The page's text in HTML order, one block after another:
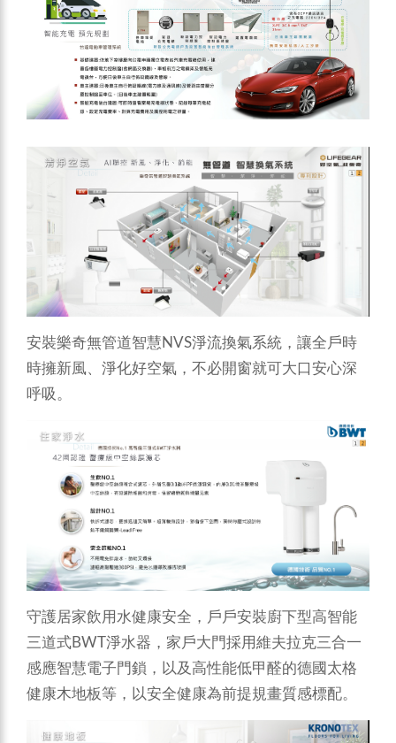
安裝樂奇無管道智慧NVS淨流換氣系統，讓全戶時
時擁新風、淨化好空氣，不必開窗就可大口安心深
呼吸。
守護居家飲用水健康安全，戶戶安裝廚下型高智能
三道式BWT淨水器，家戶大門採用維夫拉克三合一
感應智慧電子門鎖，以及高性能低甲醛的德國太格
健康木地板等，以安全健康為前提規畫質感標配。